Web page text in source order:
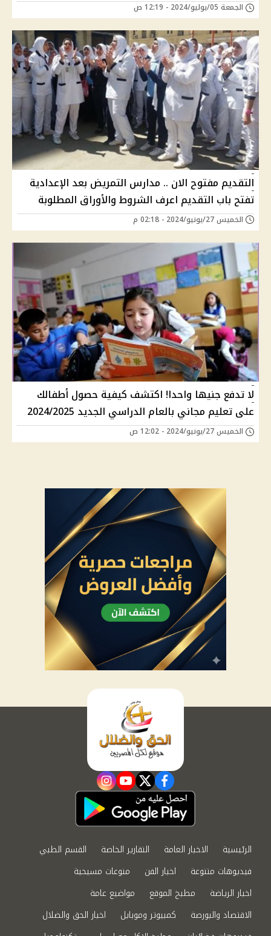
الجمعة 05/يوليو/2024 - 12:19 ص
التقديم مفتوح الان .. مدارس التمريض بعد الإعدادية
تفتح باب التقديم اعرف الشروط والأوراق المطلوبة
الخميس 27/يونيو/2024 - 02:18 م
لا تدفع جنيها واحدا! اكتشف كيفية حصول أطفالك
على تعليم مجاني بالعام الدراسي الجديد 2024/2025
الخميس 27/يونيو/2024 - 12:02 ص
facebook
twitter
youtube
instagram
الرئيسية الاخبار العامة التقارير الخاصة
القسم الطبي
فيديوهات متنوعة
اخبار الفن
منوعات مسيحية
اخبار الرياضة
مطبخ الموقع
مواضيع عامة
الاقتصاد والبورصة
كمبيوتر وموبايل
اخبار الحق والضلال